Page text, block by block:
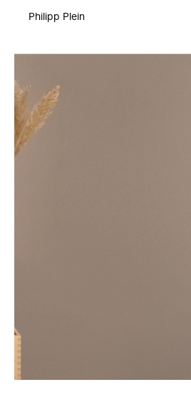
Philipp Plein